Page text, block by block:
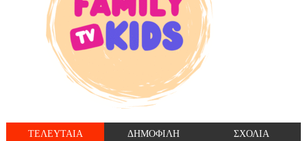
ΤΕΛΕΥΤΑΙΑ ΔΗΜΟΦΙΛΗ ΣΧΟΛΙΑ